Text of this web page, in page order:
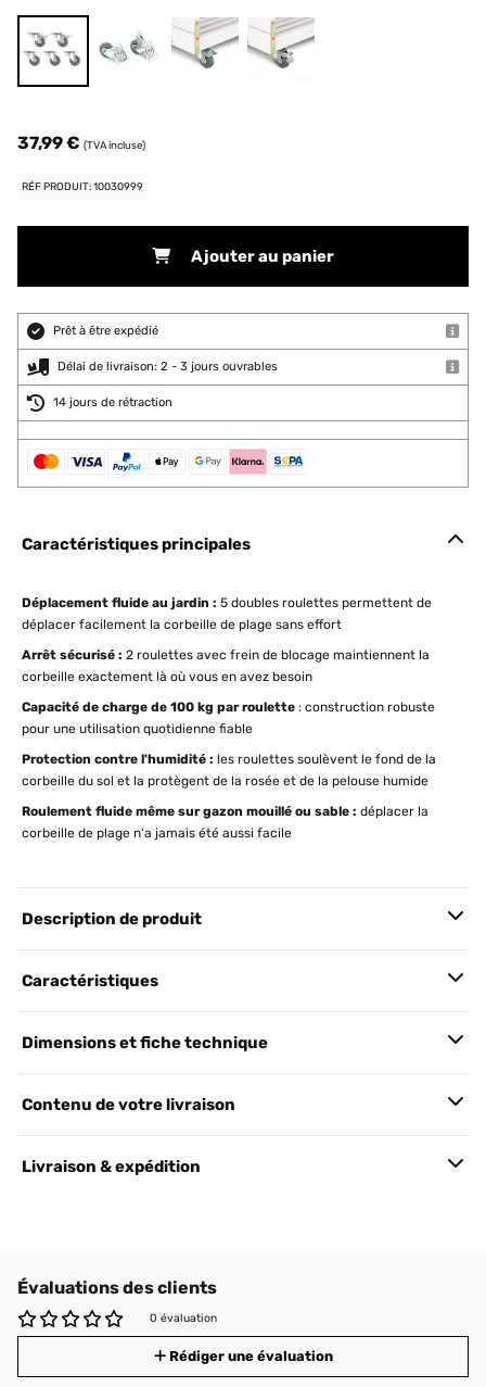
37,99 € (TVA incluse)
RÉF PRODUIT: 10030999
Ajouter au panier
Prêt à être expédié
Délai de livraison: 2 - 3 jours ouvrables
14 jours de rétraction
Caractéristiques principales
Déplacement fluide au jardin : 5 doubles roulettes permettent de
déplacer facilement la corbeille de plage sans effort
Arrêt sécurisé : 2 roulettes avec frein de blocage maintiennent la
corbeille exactement là où vous en avez besoin
Capacité de charge de 100 kg par roulette : construction robuste
pour une utilisation quotidienne fiable
Protection contre l'humidité : les roulettes soulèvent le fond de la
corbeille du sol et la protègent de la rosée et de la pelouse humide
Roulement fluide même sur gazon mouillé ou sable : déplacer la
corbeille de plage n'a jamais été aussi facile
Description de produit
Caractéristiques
Dimensions et fiche technique
Contenu de votre livraison
Livraison & expédition
Évaluations des clients
0 évaluation
Rédiger une évaluation